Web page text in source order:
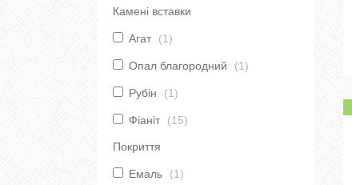
Камені вставки
Агат 1
Опал благородний 1
Рубін 1
Фіаніт 15
Покриття
Емаль 1